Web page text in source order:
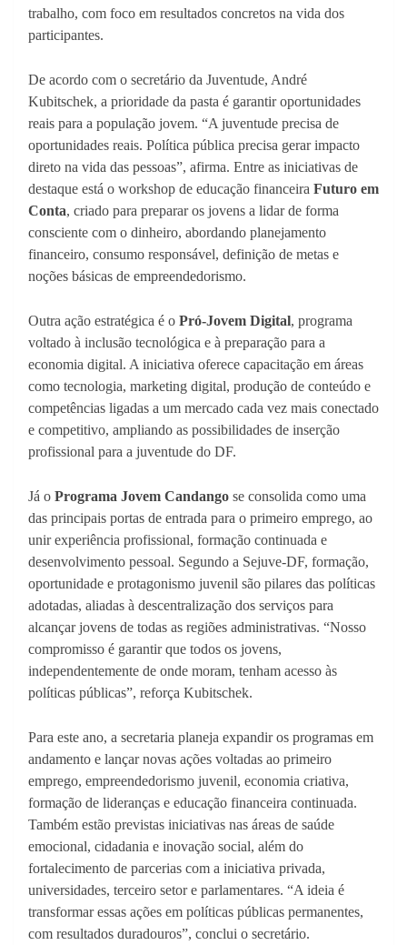
trabalho, com foco em resultados concretos na vida dos
participantes.
De acordo com o secretário da Juventude, André
Kubitschek, a prioridade da pasta é garantir oportunidades
reais para a população jovem. “A juventude precisa de
oportunidades reais. Política pública precisa gerar impacto
direto na vida das pessoas”, afirma. Entre as iniciativas de
destaque está o workshop de educação financeira Futuro em
Conta, criado para preparar os jovens a lidar de forma
consciente com o dinheiro, abordando planejamento
financeiro, consumo responsável, definição de metas e
noções básicas de empreendedorismo.
Outra ação estratégica é o Pró-Jovem Digital, programa
voltado à inclusão tecnológica e à preparação para a
economia digital. A iniciativa oferece capacitação em áreas
como tecnologia, marketing digital, produção de conteúdo e
competências ligadas a um mercado cada vez mais conectado
e competitivo, ampliando as possibilidades de inserção
profissional para a juventude do DF.
Já o Programa Jovem Candango se consolida como uma
das principais portas de entrada para o primeiro emprego, ao
unir experiência profissional, formação continuada e
desenvolvimento pessoal. Segundo a Sejuve-DF, formação,
oportunidade e protagonismo juvenil são pilares das políticas
adotadas, aliadas à descentralização dos serviços para
alcançar jovens de todas as regiões administrativas. “Nosso
compromisso é garantir que todos os jovens,
independentemente de onde moram, tenham acesso às
políticas públicas”, reforça Kubitschek.
Para este ano, a secretaria planeja expandir os programas em
andamento e lançar novas ações voltadas ao primeiro
emprego, empreendedorismo juvenil, economia criativa,
formação de lideranças e educação financeira continuada.
Também estão previstas iniciativas nas áreas de saúde
emocional, cidadania e inovação social, além do
fortalecimento de parcerias com a iniciativa privada,
universidades, terceiro setor e parlamentares. “A ideia é
transformar essas ações em políticas públicas permanentes,
com resultados duradouros”, conclui o secretário.